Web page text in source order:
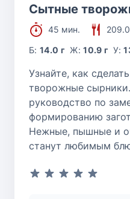
Сытные
45 мин.
Б:14.0 г Ж:10.9 г У:
Узнайте, как
творожные
руководство по
формированию
Нежные, пышные и
станут любимым